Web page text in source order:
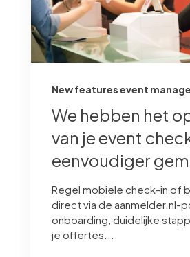
New features event
We hebben het
van je event
eenvoudiger
Regel mobiele check-in of
direct via de aanmelder.nl-
onboarding, duidelijke
je offertes...